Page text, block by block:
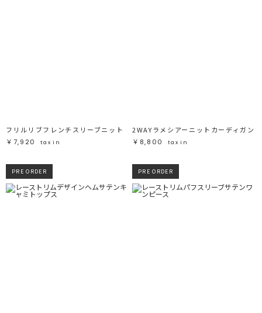
フリルリブフレンチスリーブニット
￥7,920
tax in
2WAYラメシアーニットカーディガン
￥8,800
tax in
PRE ORDER PRE ORDER